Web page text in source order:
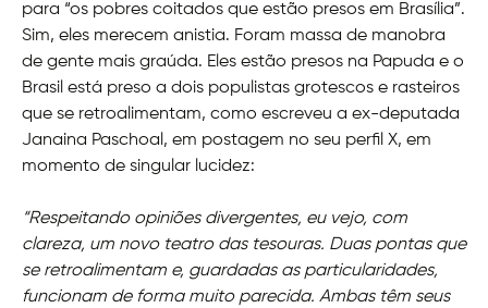
para “os pobres coitados que estão presos em Brasília”.
Sim, eles merecem anistia. Foram massa de manobra
de gente mais graúda. Eles estão presos na Papuda e o
Brasil está preso a dois populistas grotescos e rasteiros
que se retroalimentam, como escreveu a ex-deputada
Janaina Paschoal, em postagem no seu perfil X, em
momento de singular lucidez:
“Respeitando opiniões divergentes, eu vejo, com
clareza, um novo teatro das tesouras. Duas pontas que
se retroalimentam e, guardadas as particularidades,
funcionam de forma muito parecida. Ambas têm seus